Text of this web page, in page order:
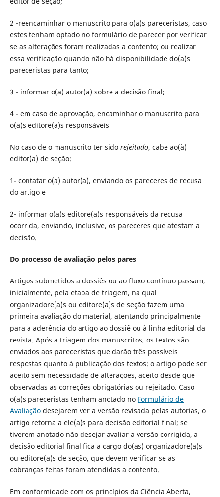
2 -reencaminhar o manuscrito para o(a)s pareceristas, caso
estes tenham optado no formulário de parecer por verificar
se as alterações foram realizadas a contento; ou realizar
essa verificação quando não há disponibilidade do(a)s
pareceristas para tanto;
3 - informar o(a) autor(a) sobre a decisão final;
4 - em caso de aprovação, encaminhar o manuscrito para
o(a)s editore(a)s responsáveis.
No caso de o manuscrito ter sido rejeitado, cabe ao(à)
editor(a) de seção:
1- contatar o(a) autor(a), enviando os pareceres de recusa
do artigo e
2- informar o(a)s editore(a)s responsáveis da recusa
ocorrida, enviando, inclusive, os pareceres que atestam a
decisão.
Do processo de avaliação pelos pares
Artigos submetidos a dossiês ou ao fluxo contínuo passam,
inicialmente, pela etapa de triagem, na qual
organizadore(a)s ou editore(a)s de seção fazem uma
primeira avaliação do material, atentando principalmente
para a aderência do artigo ao dossiê ou à linha editorial da
revista. Após a triagem dos manuscritos, os textos são
enviados aos pareceristas que darão três possíveis
respostas quanto à publicação dos textos: o artigo pode ser
aceito sem necessidade de alterações, aceito desde que
observadas as correções obrigatórias ou rejeitado. Caso
o(a)s pareceristas tenham anotado no Formulário de
Avaliaçãodesejarem ver a versão revisada pelas autorias, o
artigo retorna a ele(a)s para decisão editorial final; se
tiverem anotado não desejar avaliar a versão corrigida, a
decisão editorial final fica a cargo do(as) organizadore(a)s
ou editore(a)s de seção, que devem verificar se as
cobranças feitas foram atendidas a contento.
Em conformidade com os princípios da Ciência Aberta,